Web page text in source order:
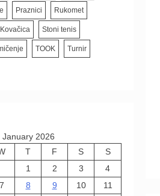
Praznici Rukomet
Stoni tenis
TOOK Turnir
January 2026
T F S
S
1
2 3
4
7 8 9 10
11